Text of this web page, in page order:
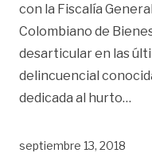
con la Fiscalía
Colombiano de
desarticular en las
delincuencial
dedicada al hurto…
septiembre 13, 2018